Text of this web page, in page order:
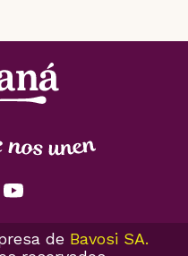
de Bavosi SA.